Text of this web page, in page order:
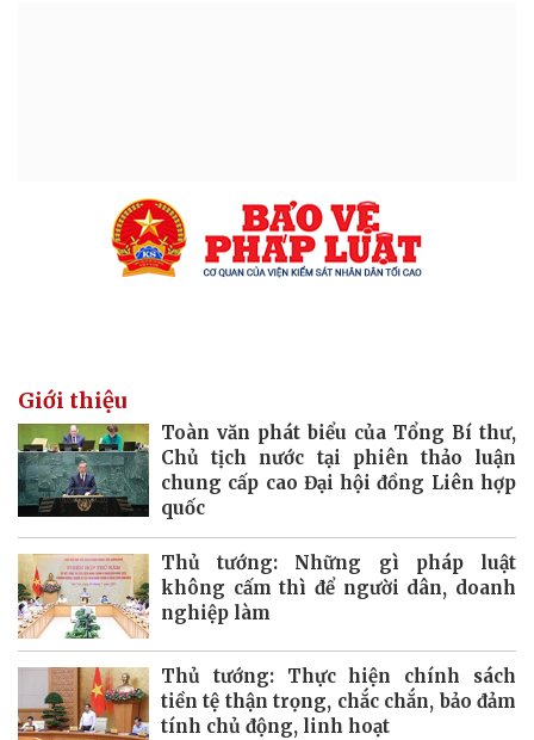
Giới thiệu
Toàn văn phát biểu của Tổng Bí thư,
Chủ tịch nước tại phiên thảo luận
chung cấp cao Đại hội đồng Liên hợp
quốc
Thủ tướng: Những gì pháp luật
không cấm thì để người dân, doanh
nghiệp làm
Thủ tướng: Thực hiện chính sách
tiền tệ thận trọng, chắc chắn, bảo đảm
tính chủ động, linh hoạt